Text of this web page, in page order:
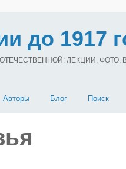
до 1917
ЛЕКЦИИ, ФОТО,
Авторы Блог Поиск